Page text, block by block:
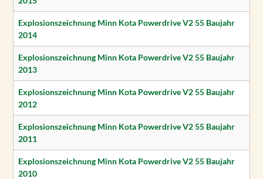
Explosionszeichnung Minn Kota Powerdrive V2 55 Baujahr
2014
Explosionszeichnung Minn Kota Powerdrive V2 55 Baujahr
2013
Explosionszeichnung Minn Kota Powerdrive V2 55 Baujahr
2012
Explosionszeichnung Minn Kota Powerdrive V2 55 Baujahr
2011
Explosionszeichnung Minn Kota Powerdrive V2 55 Baujahr
2010